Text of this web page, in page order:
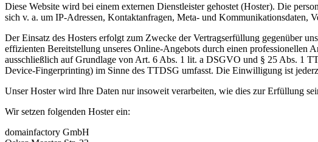
Diese Website wird bei einem externen Dienstleister gehostet (Hoster). Die
sich v. a. um IP-Adressen, Kontaktanfragen, Meta- und Kommunikationsdaten,
Der Einsatz des Hosters erfolgt zum Zwecke der Vertragserfüllung gegenüber
effizienten Bereitstellung unseres Online-Angebots durch einen
ausschließlich auf Grundlage von Art. 6 Abs. 1 lit. a DSGVO und § 25 Abs. 1
Device-Fingerprinting) im Sinne des TTDSG umfasst. Die Einwilligung ist
Unser Hoster wird Ihre Daten nur insoweit verarbeiten, wie dies zur Erfüllung
Wir setzen folgenden Hoster ein:
domainfactory GmbH